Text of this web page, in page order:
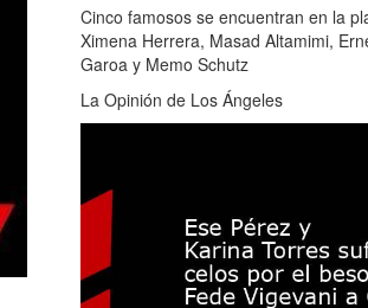
Cinco famosos se encuentran en la
Ximena Herrera, Masad Altamimi,
Garoa y Memo Schutz
La Opinión de Los Ángeles